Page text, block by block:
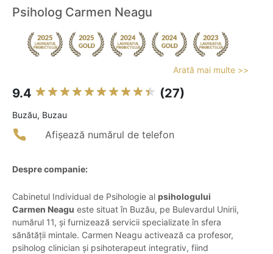
Psiholog Carmen Neagu
Arată mai multe >>
9.4 (27)
Buzău, Buzau
Afișează numărul de telefon
Despre companie:
Cabinetul Individual de Psihologie al psihologului
Carmen Neagu este situat în Buzău, pe Bulevardul Unirii,
numărul 11, și furnizează servicii specializate în sfera
sănătății mintale. Carmen Neagu activează ca profesor,
psiholog clinician și psihoterapeut integrativ, fiind